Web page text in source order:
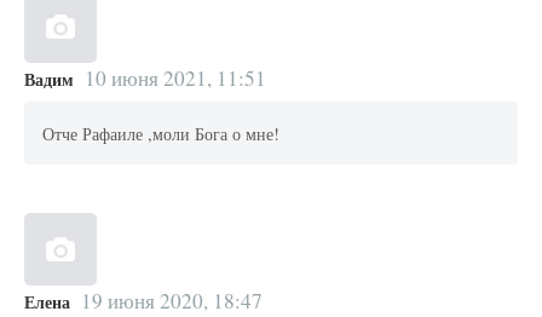
Вадим 10 июня 2021, 11:51
Отче Рафаиле ,моли Бога о мне!
Елена 19 июня 2020, 18:47